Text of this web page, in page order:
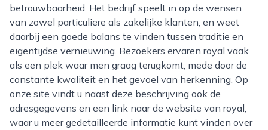
betrouwbaarheid. Het bedrijf speelt in op de wensen
van zowel particuliere als zakelijke klanten, en weet
daarbij een goede balans te vinden tussen traditie en
eigentijdse vernieuwing. Bezoekers ervaren royal vaak
als een plek waar men graag terugkomt, mede door de
constante kwaliteit en het gevoel van herkenning. Op
onze site vindt u naast deze beschrijving ook de
adresgegevens en een link naar de website van royal,
waar u meer gedetailleerde informatie kunt vinden over